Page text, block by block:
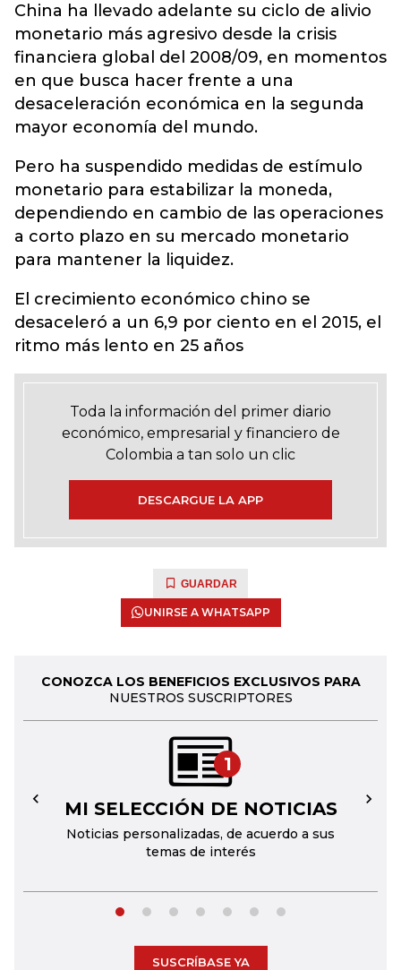
China ha llevado adelante su ciclo de alivio
monetario más agresivo desde la crisis
financiera global del 2008/09, en momentos
en que busca hacer frente a una
desaceleración económica en la segunda
mayor economía del mundo.
Pero ha suspendido medidas de estímulo
monetario para estabilizar la moneda,
dependiendo en cambio de las operaciones
a corto plazo en su mercado monetario
para mantener la liquidez.
El crecimiento económico chino se
desaceleró a un 6,9 por ciento en el 2015, el
ritmo más lento en 25 años
Toda la información del primer diario
económico, empresarial y financiero de
Colombia a tan solo un clic
DESCARGUE LA APP
GUARDAR
UNIRSE A WHATSAPP
CONOZCA LOS BENEFICIOS EXCLUSIVOS PARA
NUESTROS SUSCRIPTORES
1
MI SELECCIÓN DE NOTICIAS
Noticias personalizadas, de acuerdo a sus
temas de interés
← →
SUSCRÍBASE YA